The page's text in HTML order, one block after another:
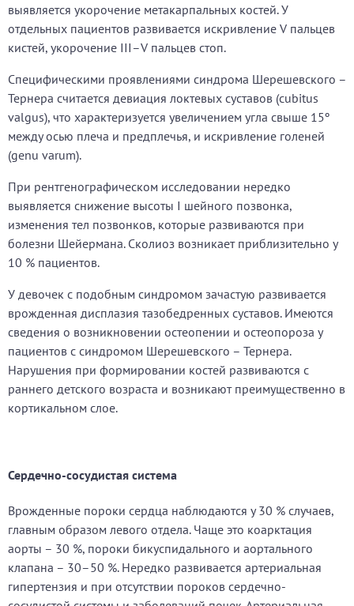
выявляется укорочение метакарпальных костей. У
отдельных пациентов развивается искривление V пальцев
кистей, укорочение III–V пальцев стоп.
Специфическими проявлениями синдрома Шерешевского –
Тернера считается девиация локтевых суставов (cubitus
valgus), что характеризуется увеличением угла свыше 15º
между осью плеча и предплечья, и искривление голеней
(genu varum).
При рентгенографическом исследовании нередко
выявляется снижение высоты I шейного позвонка,
изменения тел позвонков, которые развиваются при
болезни Шейермана. Сколиоз возникает приблизительно у
10 % пациентов.
У девочек с подобным синдромом зачастую развивается
врожденная дисплазия тазобедренных суставов. Имеются
сведения о возникновении остеопении и остеопороза у
пациентов с синдромом Шерешевского – Тернера.
Нарушения при формировании костей развиваются с
раннего детского возраста и возникают преимущественно в
кортикальном слое.
Сердечно-сосудистая система
Врожденные пороки сердца наблюдаются у 30 % случаев,
главным образом левого отдела. Чаще это коарктация
аорты – 30 %, пороки бикуспидального и аортального
клапана – 30–50 %. Нередко развивается артериальная
гипертензия и при отсутствии пороков сердечно-